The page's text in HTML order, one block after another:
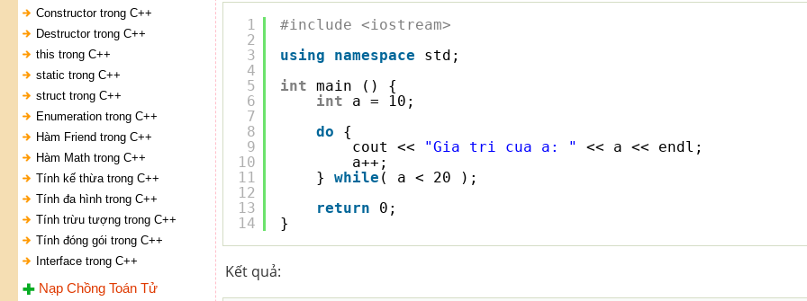
Constructor trong C++
Destructor trong C++
this trong C++
static trong C++
struct trong C++
Enumeration trong C++
Hàm Friend trong C++
Hàm Math trong C++
Tính kế thừa trong C++
Tính đa hình trong C++
Tính trừu tượng trong C++
Tính đóng gói trong C++
Interface trong C++
Nạp Chồng Toán Tử
1
2
3
4
5
6
7
8
9
10
11
12
13
14
#include <iostream>
using
namespace
std;
int main () {
int
a = 10;
do
{
cout <<
"Gia tri cua a: "
<< a << endl;
a++;
} while ( a < 20 );
return
0;
}
Kết quả: